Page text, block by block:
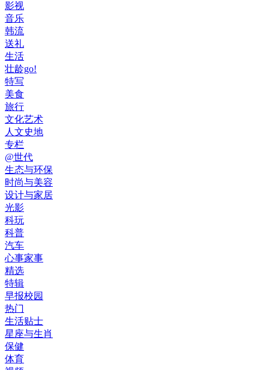
影视
音乐
韩流
送礼
生活
壮龄go!
特写
美食
旅行
文化艺术
人文史地
专栏
@世代
生态与环保
时尚与美容
设计与家居
光影
科玩
科普
汽车
心事家事
精选
特辑
早报校园
热门
生活贴士
星座与生肖
保健
体育